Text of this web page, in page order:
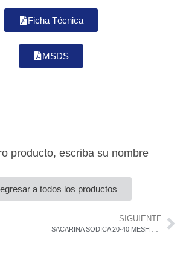
Ficha Técnica
MSDS
producto, escriba su nombre
a todos los productos
SIGUIENTE